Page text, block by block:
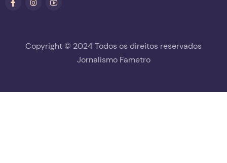
Copyright © 2024 Todos os direitos reservados
Jornalismo Fametro